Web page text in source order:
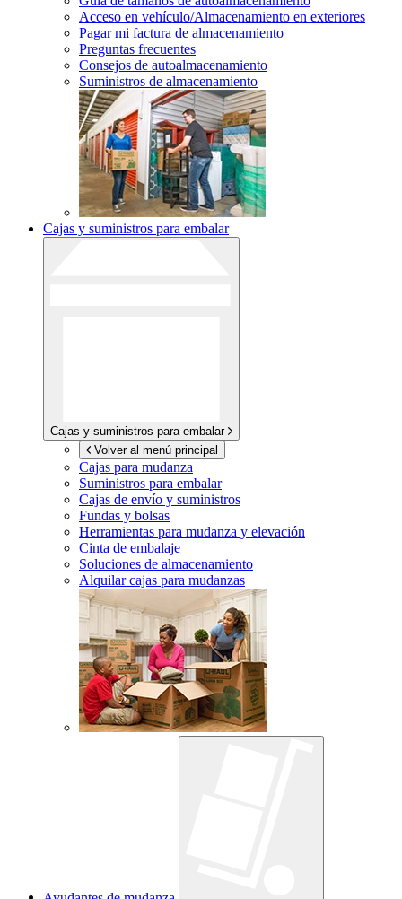
Acceso en vehículo/Almacenamiento en exteriores
Pagar mi factura de almacenamiento
Preguntas frecuentes
Consejos de autoalmacenamiento
Suministros de almacenamiento
Cajas y suministros para embalar
Cajas y suministros para embalar
Volver al menú principal
Cajas para mudanza
Suministros para embalar
Cajas de envío y suministros
Fundas y bolsas
Herramientas para mudanza y elevación
Cinta de embalaje
Soluciones de almacenamiento
Alquilar cajas para mudanzas